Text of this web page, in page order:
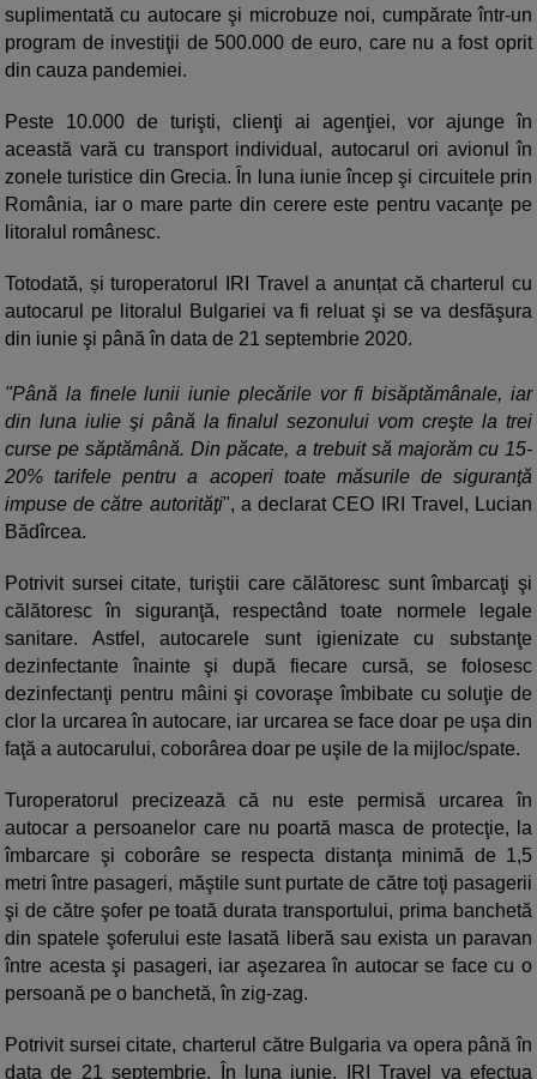
suplimentată cu autocare şi microbuze noi, cumpărate într-un
program de investiţii de 500.000 de euro, care nu a fost oprit
din cauza pandemiei.
Peste 10.000 de turişti, clienţi ai agenţiei, vor ajunge în
această vară cu transport individual, autocarul ori avionul în
zonele turistice din Grecia. În luna iunie încep şi circuitele prin
România, iar o mare parte din cerere este pentru vacanţe pe
litoralul românesc.
Totodată, și turoperatorul IRI Travel a anunțat că charterul cu
autocarul pe litoralul Bulgariei va fi reluat şi se va desfăşura
din iunie şi până în data de 21 septembrie 2020.
"Până la finele lunii iunie plecările vor fi bisăptămânale, iar
din luna iulie şi până la finalul sezonului vom creşte la trei
curse pe săptămână. Din păcate, a trebuit să majorăm cu 15-
20% tarifele pentru a acoperi toate măsurile de siguranţă
impuse de către autorităţi", a declarat CEO IRI Travel, Lucian
Bădîrcea.
Potrivit sursei citate, turiştii care călătoresc sunt îmbarcaţi şi
călătoresc în siguranţă, respectând toate normele legale
sanitare. Astfel, autocarele sunt igienizate cu substanţe
dezinfectante înainte şi după fiecare cursă, se folosesc
dezinfectanţi pentru mâini şi covoraşe îmbibate cu soluţie de
clor la urcarea în autocare, iar urcarea se face doar pe uşa din
faţă a autocarului, coborârea doar pe uşile de la mijloc/spate.
Turoperatorul precizează că nu este permisă urcarea în
autocar a persoanelor care nu poartă masca de protecţie, la
îmbarcare şi coborâre se respecta distanţa minimă de 1,5
metri între pasageri, măştile sunt purtate de către toţi pasagerii
şi de către şofer pe toată durata transportului, prima banchetă
din spatele şoferului este lasată liberă sau exista un paravan
între acesta şi pasageri, iar aşezarea în autocar se face cu o
persoană pe o banchetă, în zig-zag.
Potrivit sursei citate, charterul către Bulgaria va opera până în
data de 21 septembrie. În luna iunie, IRI Travel va efectua